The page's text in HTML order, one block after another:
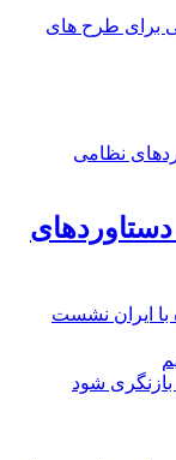
برای طرح های